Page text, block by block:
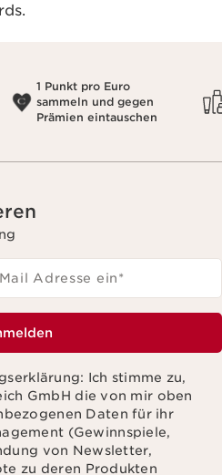
1 Punkt pro Euro
sammeln und gegen
Prämien eintauschen
Adresse ein*
Ich stimme zu,
GmbH die von mir oben
Daten für ihr
(Gewinnspiele,
von Newsletter,
zu deren Produkten